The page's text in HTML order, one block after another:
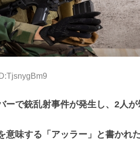
ーで銃乱射事件が発生し、2人が
意味する「アッラー」と書かれ